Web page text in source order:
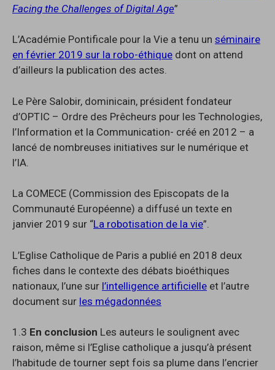
Facing the Challenges of Digital Age”
L’Académie Pontificale pour la Vie a tenu un séminaire
en février 2019 sur la robo-éthique dont on attend
d’ailleurs la publication des actes.
Le Père Salobir, dominicain, président fondateur
d’OPTIC – Ordre des Prêcheurs pour les Technologies,
l’Information et la Communication- créé en 2012 – a
lancé de nombreuses initiatives sur le numérique et
l’IA.
La COMECE (Commission des Episcopats de la
Communauté Européenne) a diffusé un texte en
janvier 2019 sur “La robotisation de la vie”.
L’Eglise Catholique de Paris a publié en 2018 deux
fiches dans le contexte des débats bioéthiques
nationaux, l’une sur l’intelligence artificielle et l’autre
document sur les mégadonnées
1.3 En conclusion Les auteurs le soulignent avec
raison, même si l’Eglise catholique a jusqu’à présent
l’habitude de tourner sept fois sa plume dans l’encrier